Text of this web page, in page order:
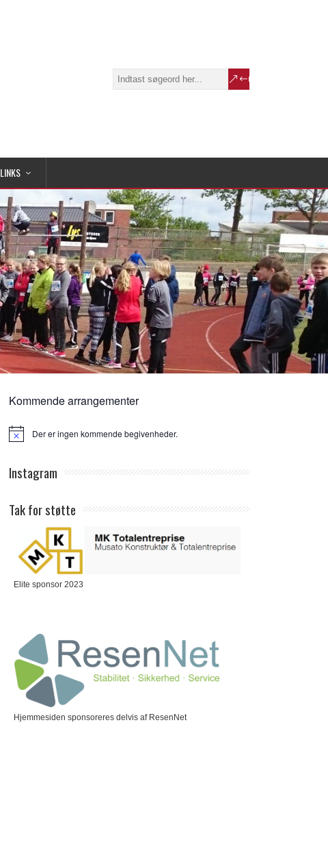
LINKS
Kommende arrangementer
Notice Der er ingen kommende begivenheder.
Instagram
Tak for støtte
Elite sponsor 2023
Hjemmesiden sponsoreres delvis af ResenNet